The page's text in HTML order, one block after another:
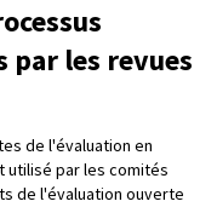
par les revues
de l'évaluation en
utilisé par les comités
de l'évaluation ouverte